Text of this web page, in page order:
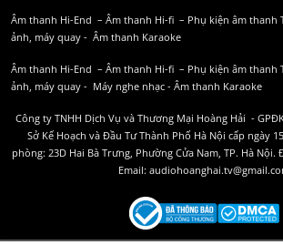
Âm thanh Hi-End – Âm thanh Hi-fi – Phụ kiện âm thanh
ảnh, máy quay - Âm thanh Karaoke
Âm thanh Hi-End – Âm thanh Hi-fi – Phụ kiện âm thanh
ảnh, máy quay - Máy nghe nhạc - Âm thanh Karaoke
Công ty TNHH Dịch Vụ và Thương Mại Hoàng Hải -
Sở Kế Hoạch và Đầu Tư Thành Phố Hà Nội cấp ngày
phòng: 23D Hai Bà Trưng, Phường Cửa Nam, TP. Hà Nội.
Email: